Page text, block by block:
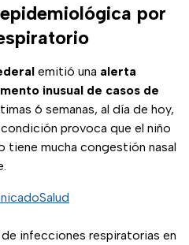
por
emitió una alerta
inusual de casos de
6 semanas, al día de hoy,
provoca que el niño
tiene mucha congestión nasal
infecciones respiratorias en